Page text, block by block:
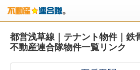
都営浅草線｜テナント物件｜鉄
不動産連合隊物件一覧リンク